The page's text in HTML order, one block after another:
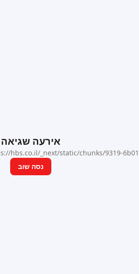
אירעה שגיאה
hbs.co.il/_next/static/chunks/9319-
נסה שוב